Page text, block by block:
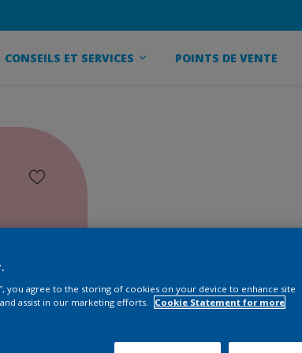
CONSEILS ET SERVICES POINTS DE VENTE
you agree to the storing of cookies on your device to enhance site
assist in our marketing efforts.
Cookie Statement for more